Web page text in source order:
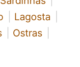
Lagosta
Ostras